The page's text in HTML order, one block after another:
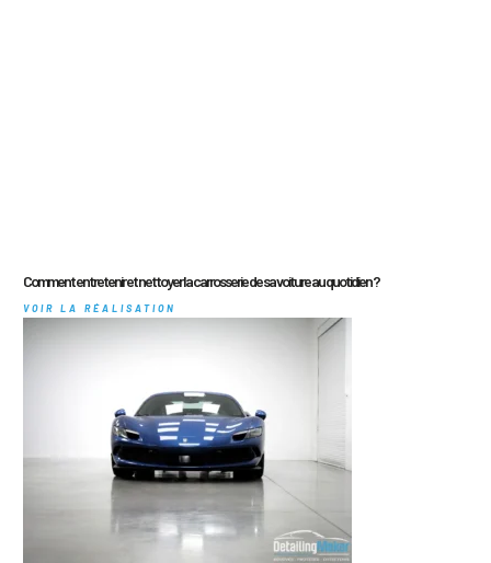
Comment entretenir et nettoyer la carrosserie de sa voiture au quotidien ?
VOIR LA RÉALISATION